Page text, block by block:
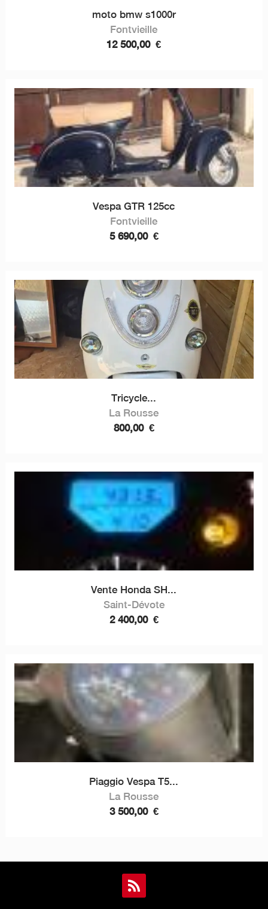
moto bmw s1000r
Fontvieille
12 500,00 €
Vespa GTR 125cc
Fontvieille
5 690,00 €
Tricycle...
La Rousse
800,00 €
Vente Honda SH...
Saint-Dévote
2 400,00 €
Piaggio Vespa T5...
La Rousse
3 500,00 €